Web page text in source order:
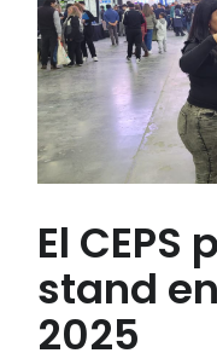
CONTACTANOS
CAMPUS VIRTUAL
CEPS
El CEPS
stand
2025